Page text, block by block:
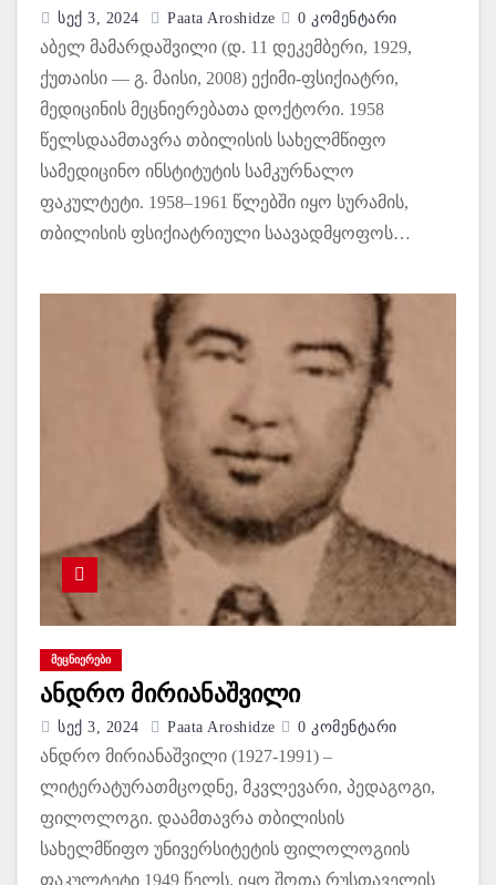
Სექ 3, 2024 Paata Aroshidze 0 Კომენტარი
აბელ მამარდაშვილი (დ. 11 დეკემბერი, 1929,
ქუთაისი — გ. მაისი, 2008) ექიმი-ფსიქიატრი,
მედიცინის მეცნიერებათა დოქტორი. 1958
წელსდაამთავრა თბილისის სახელმწიფო
სამედიცინო ინსტიტუტის სამკურნალო
ფაკულტეტი. 1958–1961 წლებში იყო სურამის,
თბილისის ფსიქიატრიული საავადმყოფოს…
ᲛᲔᲪᲜᲘᲔᲠᲔᲑᲘ
ანდრო მირიანაშვილი
Სექ 3, 2024 Paata Aroshidze 0 Კომენტარი
ანდრო მირიანაშვილი (1927-1991) –
ლიტერატურათმცოდნე, მკვლევარი, პედაგოგი,
ფილოლოგი. დაამთავრა თბილისის
სახელმწიფო უნივერსიტეტის ფილოლოგიის
ფაკულტეტი 1949 წელს. იყო შოთა რუსთაველის